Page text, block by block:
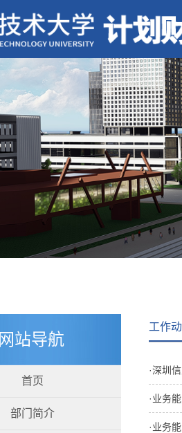
网站导航
首页
部门简介
工作
·深圳
·业务
·业务